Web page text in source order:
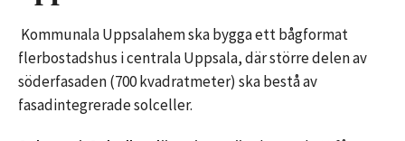
Kommunala Uppsalahem ska bygga ett bågformat
flerbostadshus i centrala Uppsala, där större delen av
söderfasaden (700 kvadratmeter) ska bestå av
fasadintegrerade solceller.